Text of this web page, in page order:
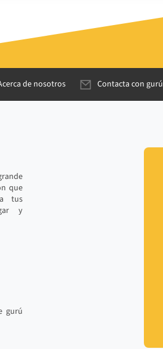
de nosotros Contacta con gurú
que
tus
y
gurú